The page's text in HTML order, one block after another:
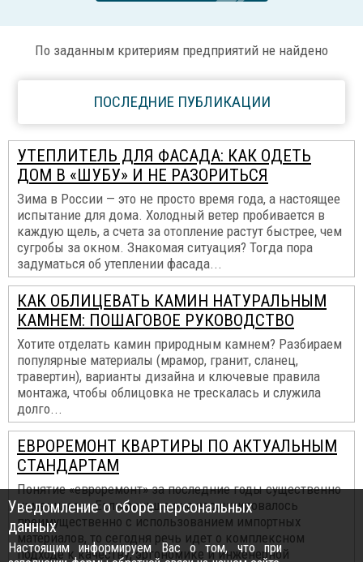
По заданным критериям предприятий не найдено
ПОСЛЕДНИЕ ПУБЛИКАЦИИ
УТЕПЛИТЕЛЬ ДЛЯ ФАСАДА: КАК ОДЕТЬ
ДОМ В «ШУБУ» И НЕ РАЗОРИТЬСЯ
Зима в России — это не просто время года, а настоящее
испытание для дома. Холодный ветер пробивается в
каждую щель, а счета за отопление растут быстрее, чем
сугробы за окном. Знакомая ситуация? Тогда пора
задуматься об утеплении фасада...
КАК ОБЛИЦЕВАТЬ КАМИН НАТУРАЛЬНЫМ
КАМНЕМ: ПОШАГОВОЕ РУКОВОДСТВО
Хотите отделать камин природным камнем? Разбираем
популярные материалы (мрамор, гранит, сланец,
травертин), варианты дизайна и ключевые правила
монтажа, чтобы облицовка не трескалась и служила
долго...
ЕВРОРЕМОНТ КВАРТИРЫ ПО АКТУАЛЬНЫМ
СТАНДАРТАМ
Понятие «евроремонт» за последние годы существенно
изменилось. Если раньше оно ассоциировалось
преимущественно с использованием импортных
материалов, то сегодня речь идет о комплексном
подходе к качеству, эргономике и инженерной
Уведомление о сборе персональных
данных
Настоящим информируем Вас о том, что при